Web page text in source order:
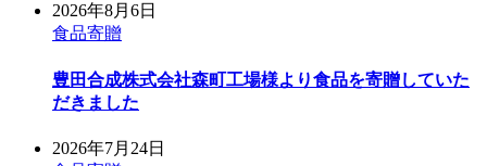
2026年8月6日
食品寄贈
豊田合成株式会社森町工場様より食品を寄贈していた
だきました
2026年7月24日